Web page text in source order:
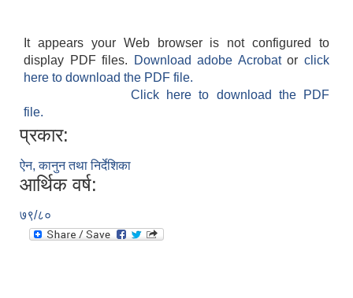
It appears your Web browser is not configured to
display PDF files.
Download adobe Acrobatorclick
here to download the PDF file.
Click here to download the PDF
file.
प्रकार:
ऐन, कानुन तथा निर्देशिका
आर्थिक वर्ष:
७९/८०